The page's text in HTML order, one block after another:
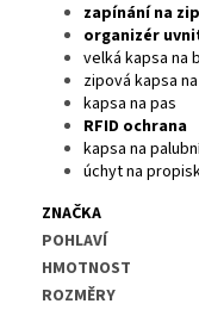
zapínání na zip
organizér
velká kapsa na
zipová kapsa
kapsa na pas
RFID ochrana
kapsa na
úchyt na
ZNAČKA
POHLAVÍ
HMOTNOST
ROZMĚRY